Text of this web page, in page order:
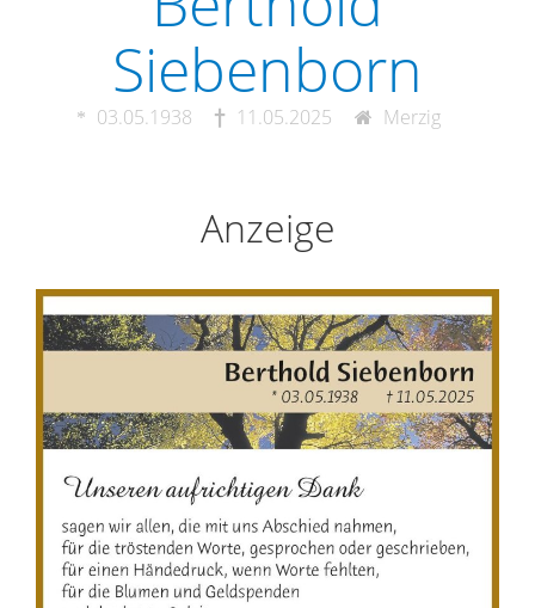
Siebenborn
03.05.1938 11.05.2025 Merzig
Anzeige